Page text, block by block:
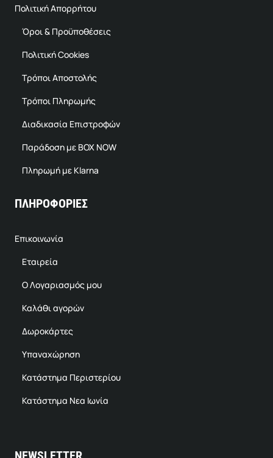
Πολιτική Απορρήτου
Όροι & Προϋποθέσεις
Πολιτική Cookies
Τρόποι Αποστολής
Τρόποι Πληρωμής
Διαδικασία Επιστροφών
Παράδοση με BOX NOW
Πληρωμή με Klarna
ΠΛΗΡΟΦΟΡΙΕΣ
Επικοινωνία
Εταιρεία
Ο Λογαριασμός μου
Καλάθι αγορών
Δωροκάρτες
Υπαναχώρηση
Κατάστημα Περιστερίου
Κατάστημα Νεα Ιωνία